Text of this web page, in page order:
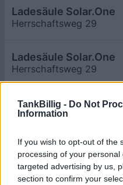
TankBillig - Do Not
Information
If you wish to opt-out of the
processing of your
targeted advertising by us,
section to confirm your
Ladesäule Solar.One
Herrschaftsweg 29
Ladesäule Solar.One
Herrschaftsweg 29
ÖAMTC Enlion -
Herrschaftsweg 29
ÖAMTC Enlion (DC)
Herrschaftsweg 29